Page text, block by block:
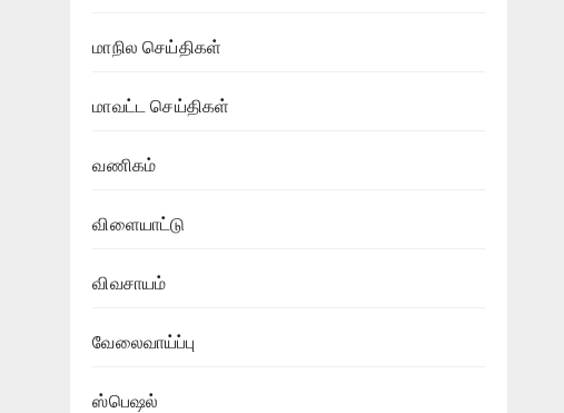
மாநில செய்திகள்
மாவட்ட செய்திகள்
வணிகம்
விளையாட்டு
விவசாயம்
வேலைவாய்ப்பு
ஸ்பெஷல்